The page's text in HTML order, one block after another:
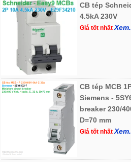
CB tép
4.5kA 230V
Giá tốt nhất
CB tép MCB
Siemens -
breaker 230/
D=70 mm
Giá tốt nhất